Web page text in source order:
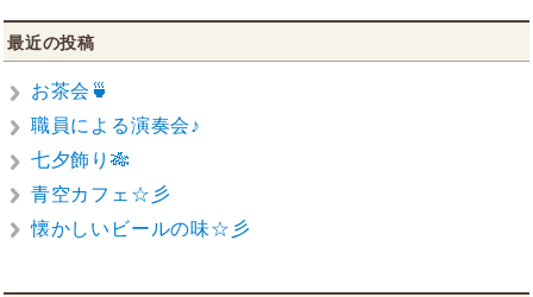
日:
最近の投稿
お茶会🍵
職員による演奏会♪
七夕飾り🎋
青空カフェ☆彡
懐かしいビールの味☆彡